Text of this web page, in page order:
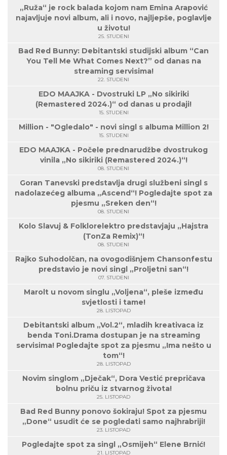
„Ruža“ je rock balada kojom nam Emina Arapović
najavljuje novi album, ali i novo, najljepše, poglavlje
u životu!
25. STUDENI
Bad Red Bunny: Debitantski studijski album “Can
You Tell Me What Comes Next?” od danas na
streaming servisima!
22. STUDENI
EDO MAAJKA - Dvostruki LP „No sikiriki
(Remastered 2024.)“ od danas u prodaji!
15. STUDENI
Million - "Ogledalo" - novi singl s albuma Million 2!
15. STUDENI
EDO MAAJKA - Počele prednarudžbe dvostrukog
vinila „No sikiriki (Remastered 2024.)“!
08. STUDENI
Goran Tanevski predstavlja drugi službeni singl s
nadolazećeg albuma „Ascend“! Pogledajte spot za
pjesmu „Sreken den“!
08. STUDENI
Kolo Slavuj & Folklorelektro predstavjaju „Hajstra
(TonZa Remix)“!
08. STUDENI
Rajko Suhodolčan, na ovogodišnjem Chansonfestu
predstavio je novi singl „Proljetni san“!
07. STUDENI
Marolt u novom singlu „Voljena“, pleše između
svjetlosti i tame!
28. LISTOPAD
Debitantski album „Vol.2“, mladih kreativaca iz
benda Toni.Drama dostupan je na streaming
servisima! Pogledajte spot za pjesmu „Ima nešto u
tom“!
28. LISTOPAD
Novim singlom „Dječak“, Dora Vestić prepričava
bolnu priču iz stvarnog života!
25. LISTOPAD
Bad Red Bunny ponovo šokiraju! Spot za pjesmu
„Done“ usudit će se pogledati samo najhrabriji!
23. LISTOPAD
Pogledajte spot za singl „Osmijeh“ Elene Brnić!
21. LISTOPAD